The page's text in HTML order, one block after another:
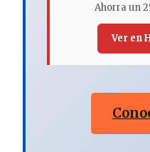
Ahorra un
Ver en